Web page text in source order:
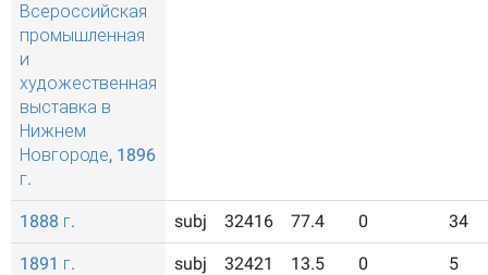
Всероссийская
промышленная
и
художественная
выставка в
Нижнем
Новгороде, 1896
г.
1888 г. subj 32416 77.4 0 34
1891 г. subj 32421 13.5 0 5